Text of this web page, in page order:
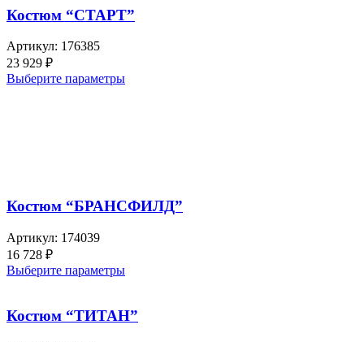
Костюм “СТАРТ”
Артикул: 176385
23 929 ₽
Выберите параметры
Костюм “БРАНСФИЛД”
Артикул: 174039
16 728 ₽
Выберите параметры
Костюм “ТИТАН”